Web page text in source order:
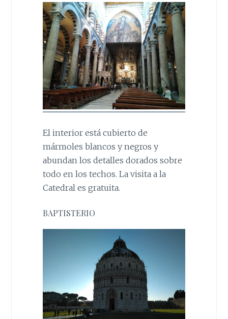
El interior está cubierto de
mármoles blancos y negros y
abundan los detalles dorados sobre
todo en los techos. La visita a la
Catedral es gratuita.
BAPTISTERIO